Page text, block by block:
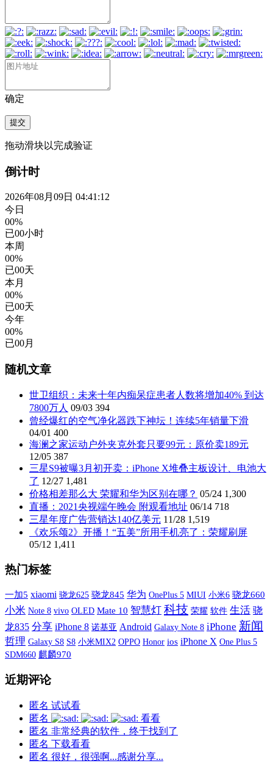
确定
提交
拖动滑块以完成验证
倒计时
2026年08月09日 04:41:12
今日
00%
已00小时
本周
00%
已00天
本月
00%
已00天
今年
00%
已00月
随机文章
世卫组织：未来十年内痴呆症患者人数将增加40% 到达
7800万人 09/03 394
曾经爆红的空气净化器跌下神坛！连续5年销量下滑
04/01 400
海澜之家运动户外夹克外套只要99元：原价卖189元
12/05 387
三星S9被曝3月初开卖：iPhone X堆叠主板设计、电池大
了 12/27 1,481
价格相差那么大 荣耀和华为区别在哪？ 05/24 1,300
直播：2021央视端午晚会 附观看地址 06/14 718
三星年度广告营销达140亿美元 11/28 1,519
《欢乐颂2》开播！“五美”所用手机亮了：荣耀刷屏
05/12 1,411
热门标签
一加5 xiaomi 骁龙625 骁龙845 华为 OnePlus 5 MIUI 小米6 骁龙660
小米 Note 8 vivo OLED Mate 10 智慧灯 科技 荣耀 软件 生活 骁
龙835 分享 iPhone 8 诺基亚 Android Galaxy Note 8 iPhone 新闻
哲理 Galaxy S8 S8 小米MIX2 OPPO Honor ios iPhone X One Plus 5
SDM660 麒麟970
近期评论
匿名 试试看
匿名
看看
匿名 非常经典的软件，终于找到了
匿名 下载看看
匿名 很好，很强啊...感谢分享...